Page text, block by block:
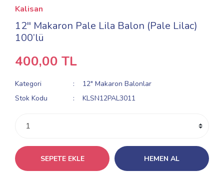
Kalisan
12'' Makaron Pale Lila Balon (Pale Lilac)
100’lü
400,00 TL
Kategori
12" Makaron Balonlar
Stok Kodu
KLSN12PAL3011
SEPETE EKLE HEMEN AL